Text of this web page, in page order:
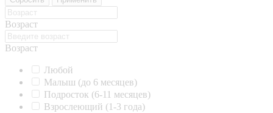
Возраст
Возраст
Любой
Малыш (до 6 месяцев)
Подросток (6-11 месяцев)
Взрослеющий (1-3 года)